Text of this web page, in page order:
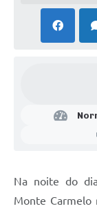
Na noite do
Monte Carmelo